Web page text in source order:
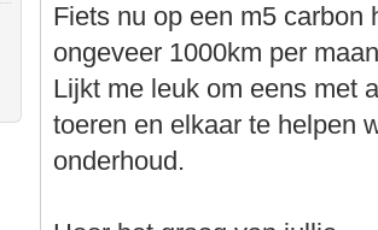
Fiets nu op een m5 carbon
ongeveer 1000km per
Lijkt me leuk om eens met
toeren en elkaar te helpen
onderhoud.